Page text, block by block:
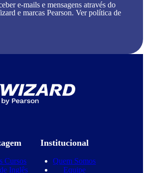
e-mails e mensagens através do
e marcas Pearson. Ver política de
Cursos
Inglês
Institucional
Quem Somos
Equipe